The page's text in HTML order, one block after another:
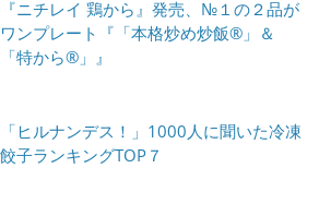
『ニチレイ 鶏から』発売、№１の２品が
ワンプレート『「本格炒め炒飯®」＆
「特から®」』
「ヒルナンデス！」1000人に聞いた冷凍
餃子ランキングTOP７